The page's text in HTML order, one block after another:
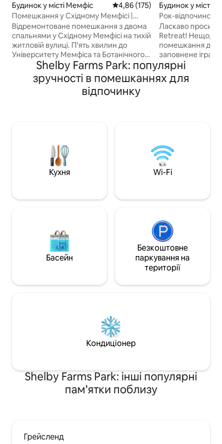
Будинок у місті Мемфіс Середня оцінка: 4,86 з 5,
4,86 (175)
Помешкання у Східному Мемфісі |
Чаша для багаття + двір | Можна з
домашніми тваринами
Відремонтоване помешкання з двома
спальнями у Східному Мемфісі на тихій
житловій вулиці. П'ять хвилин до
Університету Мемфіса та Ботанічного
саду. 15 хвилин до Грейсленду.
20 хвилин до Біл-стріт та центру міста.
Перевага: повністю огороджений
задній двір із місцем для багаття,
прибуття за допомогою смарт-замка.
Крита стоянка. Високошвидкісний Wi-
Fi. Пральна та сушильна машини в
помешканні. Домашні тварини
тварин не стягується.
Будинок у місті
Рок-відпочинок
Ласкаво
Retreat!
помешкання для
заповнене
Затишні ліжка,
все інше, що
ідеального
~Патіо з грилем
міста/Музей
миль) ~UofM (1,5
миль) ~ Чаша
Shelby Farms Park: популярні
зручності в помешканнях для
відпочинку
Кухня Wi-Fi
Басейн
Безкоштовне
паркування на
території
Кондиціонер
Shelby Farms Park: інші популярні
пам’ятки поблизу
Грейсленд